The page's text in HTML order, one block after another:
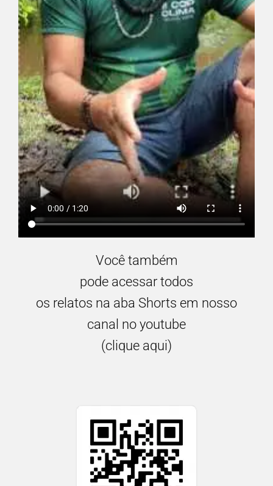
Você também
pode acessar todos
os relatos na aba Shorts em nosso
canal no youtube
(clique aqui)